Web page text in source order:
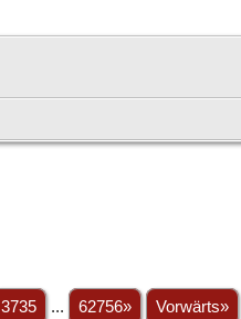
3735 ... 62756» Vorwärts»